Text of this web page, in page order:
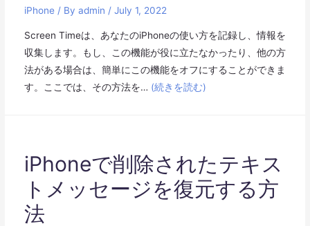
iPhone/ By admin / July 1, 2022
Screen Timeは、あなたのiPhoneの使い方を記録し、情報を
収集します。もし、この機能が役に立たなかったり、他の方
法がある場合は、簡単にこの機能をオフにすることができま
す。ここでは、その方法を… (続きを読む)
iPhoneで削除されたテキス
トメッセージを復元する方
法